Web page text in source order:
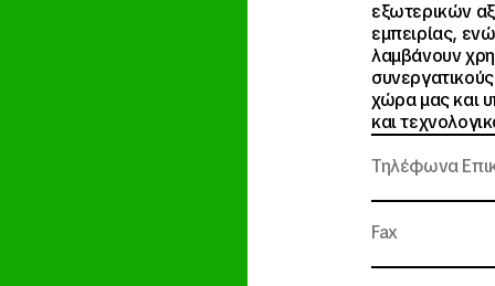
εξωτερικών
εμπειρίας,
λαμβάνουν
χώρα μας και
και
Τηλέφωνα
Fax